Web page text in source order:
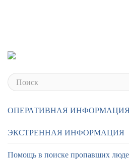
ОПЕРАТИВНАЯ ИНФОРМАЦИЯ
ЭКСТРЕННАЯ ИНФОРМАЦИЯ
Помощь в поиске пропавших